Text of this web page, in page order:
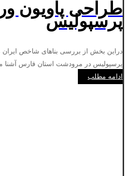
طراحی پاویون
پرسپولیس
دراین بخش از بررسی بناهای شاخص ایران
پرسپولیس در مرودشت استان فارس آشنا
ادامه مطلب